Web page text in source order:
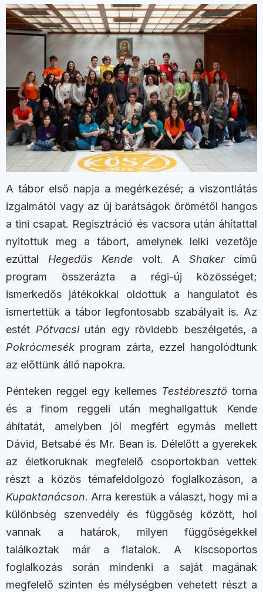
A tábor első napja a megérkezésé; a viszontlátás
izgalmától vagy az új barátságok örömétől hangos
a tini csapat. Regisztráció és vacsora után áhítattal
nyitottuk meg a tábort, amelynek lelki vezetője
ezúttal Hegedüs Kende volt. A Shaker című
program összerázta a régi-új közösséget;
ismerkedős játékokkal oldottuk a hangulatot és
ismertettük a tábor legfontosabb szabályait is. Az
estét Pótvacsiután egy rövidebb beszélgetés, a
Pokrócmesék program zárta, ezzel hangolódtunk
az előttünk álló napokra.
Pénteken reggel egy kellemes Testébresztő torna
és a finom reggeli után meghallgattuk Kende
áhítatát, amelyben jól megfért egymás mellett
Dávid, Betsabé és Mr. Bean is. Délelőtt a gyerekek
az életkoruknak megfelelő csoportokban vettek
részt a közös témafeldolgozó foglalkozáson, a
Kupaktanácson. Arra kerestük a választ, hogy mi a
különbség szenvedély és függőség között, hol
vannak a határok, milyen függőségekkel
találkoztak már a fiatalok. A kiscsoportos
foglalkozás során mindenki a saját magának
megfelelő szinten és mélységben vehetett részt a